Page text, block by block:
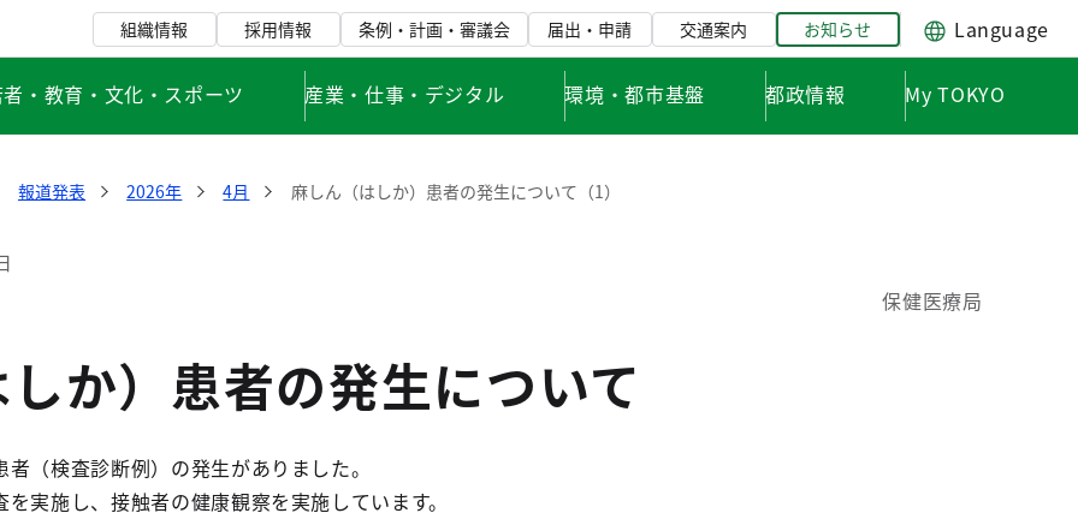
組織情報 採用情報 条例・計画・審議会 届出・申請 交通案内 お知らせ Language
・教育・文化・スポーツ 産業・仕事・デジタル 環境・都市基盤 都政情報 My TOKYO
報道発表 2026年 4月 麻しん（はしか）患者の発生について（1）
保健医療局
か）患者の発生について
（検査診断例）の発生がありました。
実施し、接触者の健康観察を実施しています。